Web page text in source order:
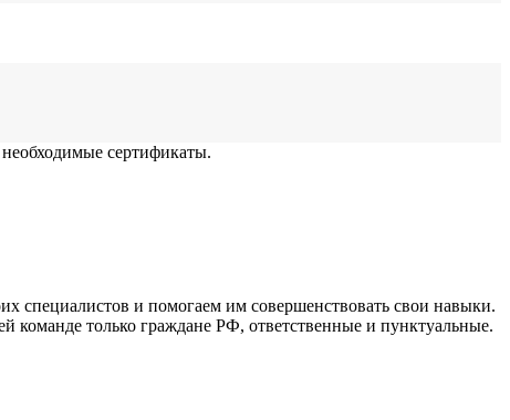
сертификаты.
специалистов и помогаем им совершенствовать свои навыки.
только граждане РФ, ответственные и пунктуальные.